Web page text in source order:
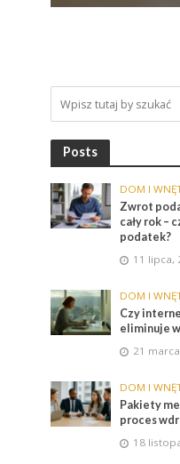
Posts
DOM I
Zwrot
cały rok –
podatek?
11 lipca,
DOM I
Czy
eliminuje
21
DOM I
Pakiety
proces
18